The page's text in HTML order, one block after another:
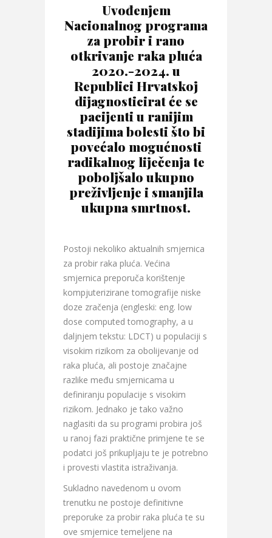
Uvođenjem
Nacionalnog programa
za probir i rano
otkrivanje raka pluća
2020.-2024. u
Republici Hrvatskoj
dijagnosticirat će se
pacijenti u ranijim
stadijima bolesti što bi
povećalo mogućnosti
radikalnog liječenja te
poboljšalo ukupno
preživljenje i smanjila
ukupna smrtnost.
Postoji nekoliko aktualnih smjernica
za probir raka pluća. Većina
smjernica preporuča korištenje
kompjuterizirane tomografije niske
doze zračenja (engleski: eng. low
dose computed tomography, a u
daljnjem tekstu: LDCT) u populaciji s
visokim rizikom za obolijevanje od
raka pluća, ali postoje značajne
razlike među smjernicama u
definiranju populacije s visokim
rizikom. Jednako je tako važno
naglasiti da su programi probira još
u ranoj fazi praktične primjene te se
podatci još prikupljaju te je potrebno
i provesti vlastita istraživanja.
Sukladno navedenom u ovom
trenutku ne postoje definitivne
preporuke za probir raka pluća te su
ove smjernice temeljene na